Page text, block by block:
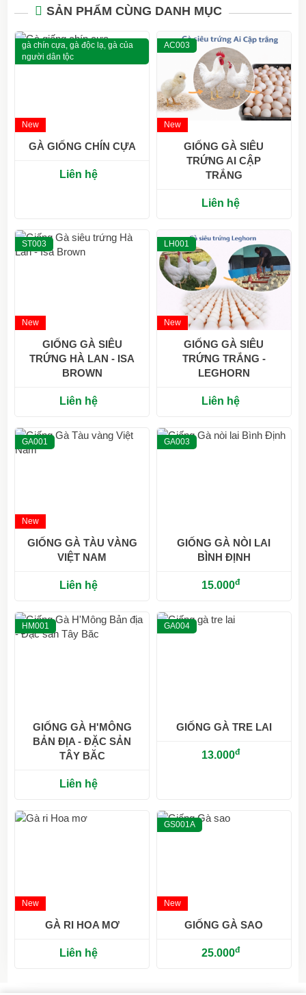
SẢN PHẨM CÙNG DANH MỤC
gà chín cựa, gà độc lạ, gà của
người dân tộc
New
GÀ GIỐNG CHÍN CỰA
Liên hệ
AC003
New
GIỐNG GÀ SIÊU
TRỨNG AI CẬP
TRẮNG
Liên hệ
ST003
New
GIỐNG GÀ SIÊU
TRỨNG HÀ LAN - ISA
BROWN
Liên hệ
LH001
New
GIỐNG GÀ SIÊU
TRỨNG TRẮNG -
LEGHORN
Liên hệ
GA001
New
GIỐNG GÀ TÀU VÀNG
VIỆT NAM
Liên hệ
GA003
GIỐNG GÀ NÒI LAI
BÌNH ĐỊNH
15.000đ
HM001
GIỐNG GÀ H'MÔNG
BẢN ĐỊA - ĐẶC SẢN
TÂY BĂC
Liên hệ
GA004
GIỐNG GÀ TRE LAI
13.000đ
New
GÀ RI HOA MƠ
Liên hệ
GS001A
New
GIỐNG GÀ SAO
25.000đ